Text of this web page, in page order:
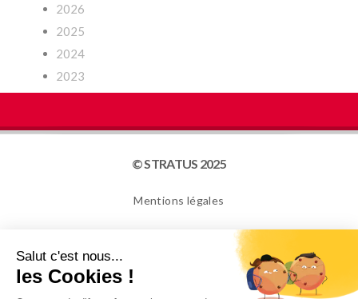
2026
2025
2024
2023
© STRATUS 2025
Mentions légales